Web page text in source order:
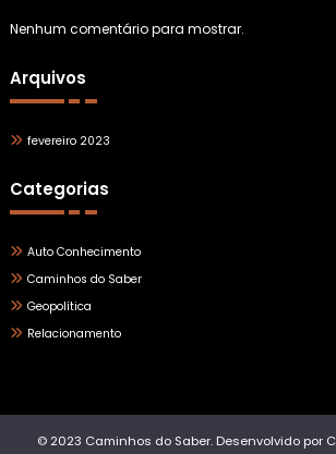
Nenhum comentário para mostrar.
Arquivos
fevereiro 2023
Categorias
Auto Conhecimento
Caminhos do Saber
Geopolítica
Relacionamento
© 2023 Caminhos do Saber. Desenvolvido por